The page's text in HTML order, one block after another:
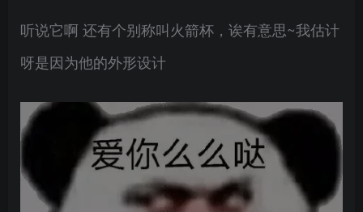
听说它啊 还有个别称叫火箭杯，诶有意思~我估计
呀是因为他的外形设计